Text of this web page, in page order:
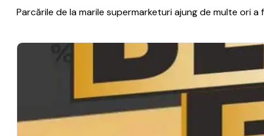
Parcările de la marile supermarketuri ajung de multe ori